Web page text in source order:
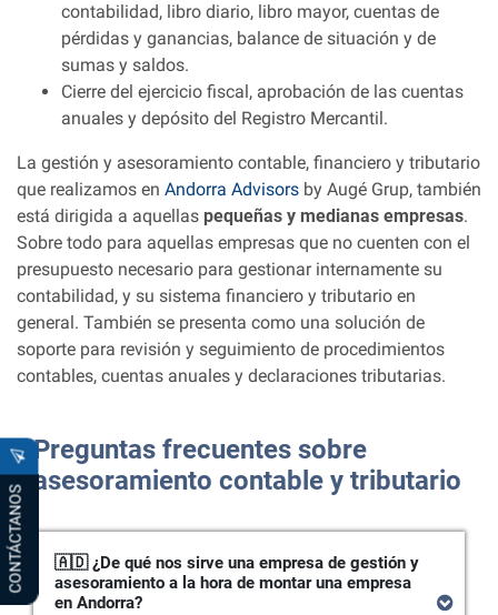
CONTÁCTANOS
contabilidad, libro diario, libro mayor, cuentas de
pérdidas y ganancias, balance de situación y de
sumas y saldos.
Cierre del ejercicio fiscal, aprobación de las cuentas
anuales y depósito del Registro Mercantil.
La gestión y asesoramiento contable, financiero y tributario
que realizamos en Andorra Advisors by Augé Grup, también
está dirigida a aquellas pequeñas y medianas empresas.
Sobre todo para aquellas empresas que no cuenten con el
presupuesto necesario para gestionar internamente su
contabilidad, y su sistema financiero y tributario en
general. También se presenta como una solución de
soporte para revisión y seguimiento de procedimientos
contables, cuentas anuales y declaraciones tributarias.
Preguntas frecuentes sobre
asesoramiento contable y tributario
🇦🇩 ¿De qué nos sirve una empresa de gestión y
asesoramiento a la hora de montar una empresa
en Andorra?